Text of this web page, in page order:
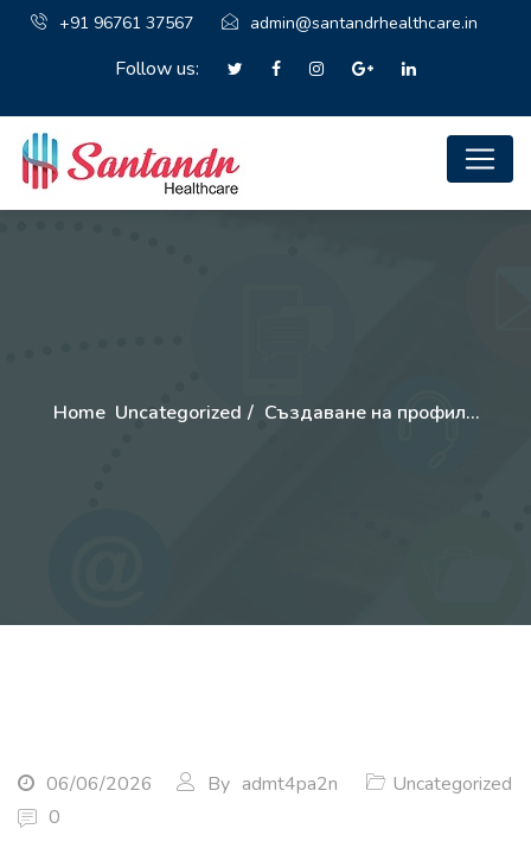
+91 96761 37567 admin@santandrhealthcare.in
Follow us:
Home Uncategorized Създаване на профил…
06/06/2026 By admt4pa2n
Uncategorized
0